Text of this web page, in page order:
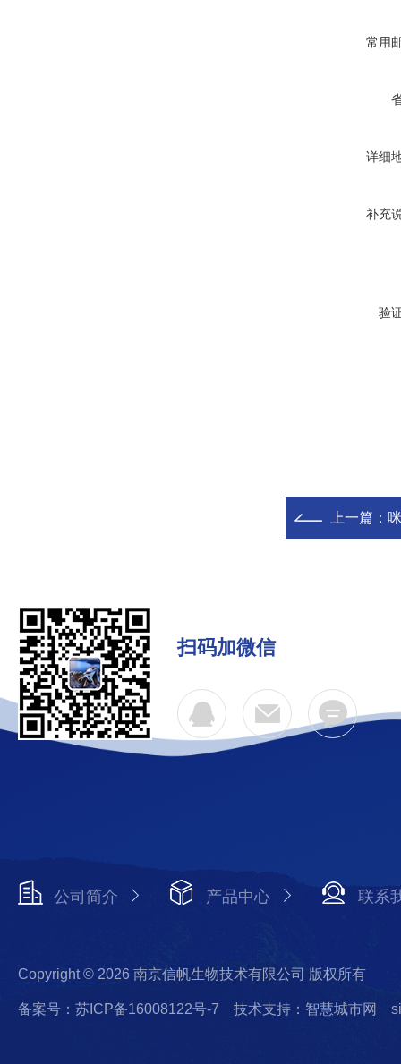
常用
详细
补充
验
上一篇：
扫码加微信
公司简介 产品中心 联系
Copyright © 2026 南京信帆生物技术有限公司 版权所有
备案号：苏ICP备16008122号-7 技术支持：智慧城市网